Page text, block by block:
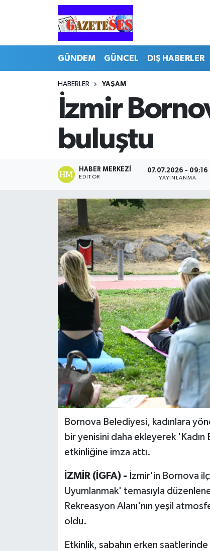
GÜNDEM GÜNCEL DIŞ HABERLER
HABERLER YAŞAM
İzmir
buluştu
HABER MERKEZI
EDITÖR
07.07.2026 - 09:16
YAYINLANMA
Bornova Belediyesi, kadınlara
bir yenisini daha ekleyerek 'Kadın
etkinliğine imza attı.
İZMİR (İGFA) - İzmir'in Bornova
Uyumlanmak' temasıyla
Rekreasyon Alanı'nın yeşil
oldu.
Etkinlik, sabahın erken saatlerinde